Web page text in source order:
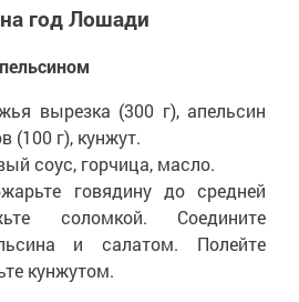
год Лошади
вырезка (300 г), апельсин
(100 г), кунжут.
соус, горчица, масло.
говядину до средней
соломкой. Соедините
и салатом. Полейте
кунжутом.